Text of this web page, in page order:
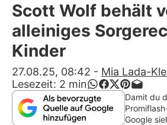
Stars
Filme & Serien
Lifestyle
Familie &
Promiflash
Scott Wolf behält
alleiniges
Kinder
27.08.25, 08:42 - Mia Lada-
Lesezeit: 2 min
Damit du
Google